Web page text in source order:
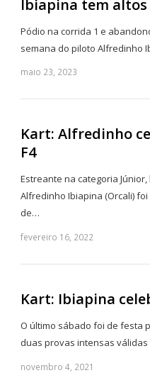
Ibiapina tem altos
Pódio na corrida 1 e
semana do piloto Alfredinho
maio 23, 2023
Kart: Alfredinho
F4
Estreante na categoria
Alfredinho Ibiapina (Orcali)
de…
fevereiro 16, 2022
Kart: Ibiapina
O último sábado foi de festa
duas provas intensas
novembro 4, 2021